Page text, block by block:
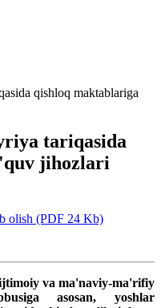
qishloq maktablariga
tariqasida
jihozlari
olish (PDF 24 Kb)
va ma'naviy-ma'rifiy
asosan, yoshlar